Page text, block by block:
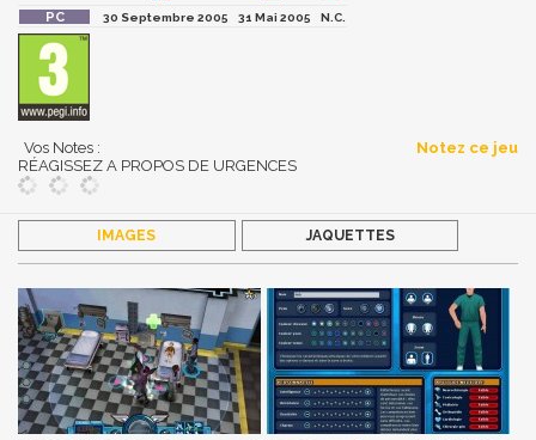
30 Septembre 2005 31 Mai 2005 N.C.
Vos Notes :
Notez ce jeu
RÉAGISSEZ A PROPOS DE URGENCES
IMAGES JAQUETTES